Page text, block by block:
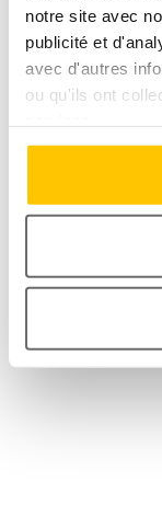
notre site avec
publicité et
avec d'autres
ou qu'ils ont